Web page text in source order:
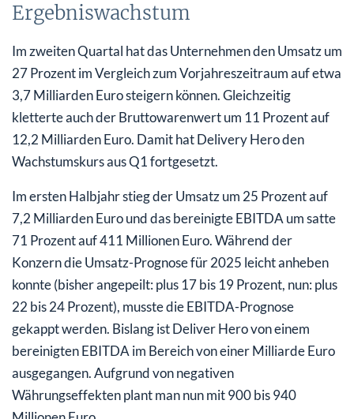
Ergebniswachstum
Im zweiten Quartal hat das Unternehmen den Umsatz um
27 Prozent im Vergleich zum Vorjahreszeitraum auf etwa
3,7 Milliarden Euro steigern können. Gleichzeitig
kletterte auch der Bruttowarenwert um 11 Prozent auf
12,2 Milliarden Euro. Damit hat Delivery Hero den
Wachstumskurs aus Q1 fortgesetzt.
Im ersten Halbjahr stieg der Umsatz um 25 Prozent auf
7,2 Milliarden Euro und das bereinigte EBITDA um satte
71 Prozent auf 411 Millionen Euro. Während der
Konzern die Umsatz-Prognose für 2025 leicht anheben
konnte (bisher angepeilt: plus 17 bis 19 Prozent, nun: plus
22 bis 24 Prozent), musste die EBITDA-Prognose
gekappt werden. Bislang ist Deliver Hero von einem
bereinigten EBITDA im Bereich von einer Milliarde Euro
ausgegangen. Aufgrund von negativen
Währungseffekten plant man nun mit 900 bis 940